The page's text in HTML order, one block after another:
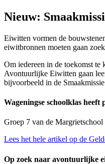
Nieuw:
Eiwitten vormen de
eiwitbronnen moeten gaan
Om iedereen in de toekomst te
Avontuurlijke Eiwitten gaan
bijvoorbeeld in de
Wageningse schoolklas
Groep 7 van de
Lees het hele artikel op de
Op zoek naar avontuurlijke